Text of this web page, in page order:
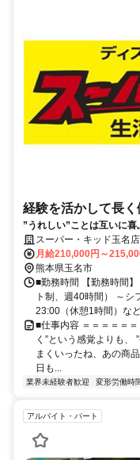
経験を活かして長
”うれしい”ことは互いに
当社での働き方です。
スーパー・キッド玉名
月給210,000円～
熊本県玉名市
■勤務時間 【勤務時間
ト制、週40時間） ～
23:00（休憩1時間）な
■仕事内容 ＝＝＝＝＝
く”という感覚よりも、
まくいったね、あの商
日も...
業界未経験者歓迎 変形労働時
アルバイト・パート